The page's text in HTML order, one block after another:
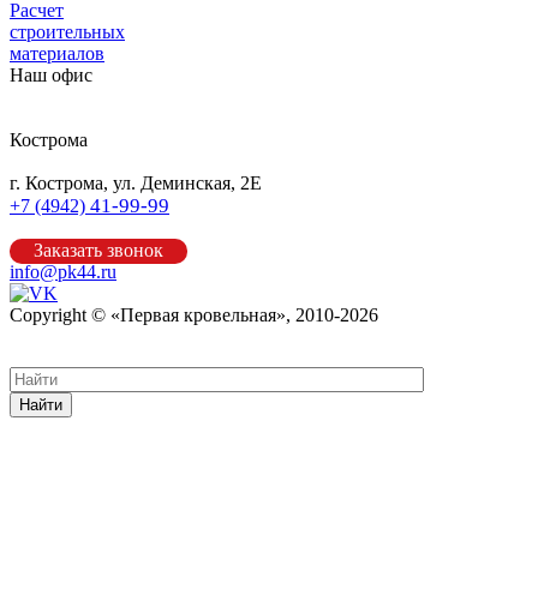
Расчет
строительных
материалов
Наш офис
Кострома
г. Кострома, ул. Деминская, 2Е
+7 (4942) 41-99-99
Заказать звонок
info@pk44.ru
Copyright © «Первая кровельная», 2010-2026
Найти